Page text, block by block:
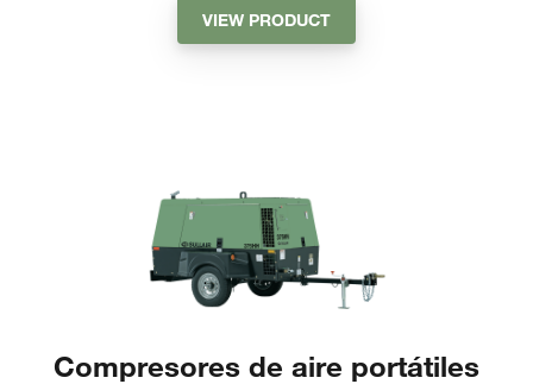
VIEW PRODUCT
Compresores de aire portátiles